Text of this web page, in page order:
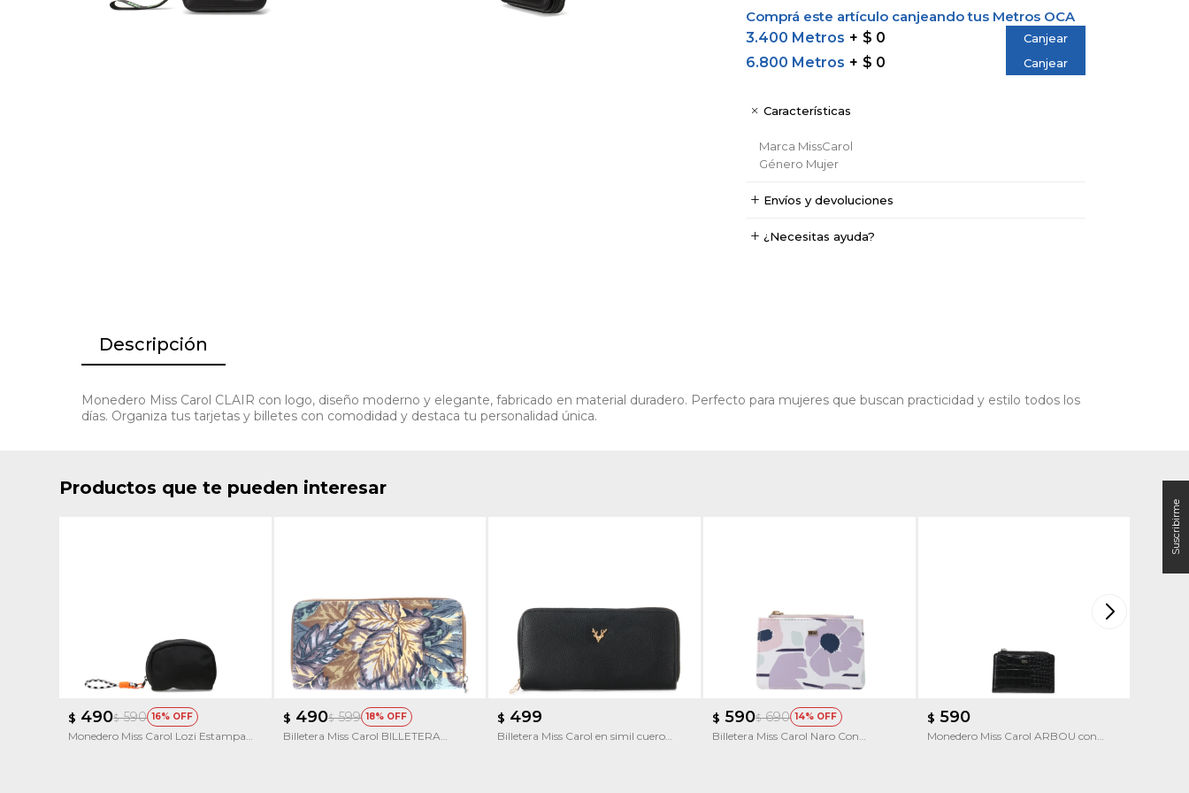
Comprá este artículo canjeando tus Metros OCA
3.400 Metros
$ 0 Canjear
6.800 Metros $ 0 Canjear
Características
Marca MissCarol
Género Mujer
Envíos y devoluciones
¿Necesitas ayuda?
Descripción
Monedero Miss Carol CLAIR con logo, diseño moderno y elegante, fabricado en material duradero. Perfecto para mujeres que buscan practicidad y estilo todos los
días. Organiza tus tarjetas y billetes con comodidad y destaca tu personalidad única.
Productos que te pueden interesar
$ 490$ 590 16
Monedero Miss Carol Lozi Estampa
$ 490$ 599 18
Billetera Miss Carol BILLETERA
$ 499
Billetera Miss Carol en simil cuero
$ 590$ 690 14
Billetera Miss Carol Naro Con
$ 590
Monedero Miss Carol ARBOU con